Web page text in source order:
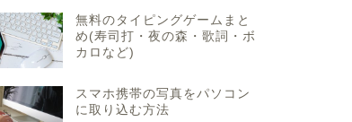
無料のタイピングゲームまと
め(寿司打・夜の森・歌詞・ボ
カロなど)
スマホ携帯の写真をパソコン
に取り込む方法